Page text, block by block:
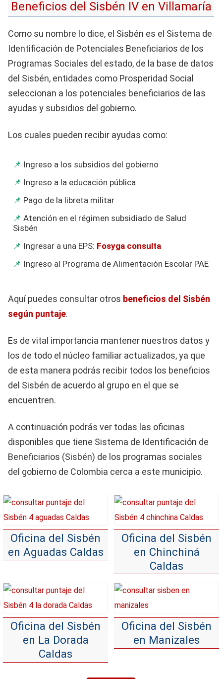
Beneficios del Sisbén IV en Villamaría
Como su nombre lo dice, el Sisbén es el Sistema de
Identificación de Potenciales Beneficiarios de los
Programas Sociales del estado, de la base de datos
del Sisbén, entidades como Prosperidad Social
seleccionan a los potenciales beneficiarios de las
ayudas y subsidios del gobierno.
Los cuales pueden recibir ayudas como:
Ingreso a los subsidios del gobierno
Ingreso a la educación pública
Pago de la libreta militar
Atención en el régimen subsidiado de Salud
Sisbén
Ingresar a una EPS: Fosyga consulta
Ingreso al Programa de Alimentación Escolar PAE
Aquí puedes consultar otros beneficios del Sisbén
según puntaje.
Es de vital importancia mantener nuestros datos y
los de todo el núcleo familiar actualizados, ya que
de esta manera podrás recibir todos los beneficios
del Sisbén de acuerdo al grupo en el que se
encuentren.
A continuación podrás ver todas las oficinas
disponibles que tiene Sistema de Identificación de
Beneficiarios (Sisbén) de los programas sociales
del gobierno de Colombia cerca a este municipio.
Oficina del Sisbén
en Aguadas Caldas
Oficina del Sisbén
en Chinchiná
Caldas
Oficina del Sisbén
en La Dorada
Caldas
Oficina del Sisbén
en Manizales